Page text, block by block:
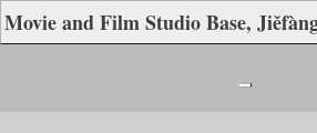
Movie and Film Studio Base, Jiěfàng
-